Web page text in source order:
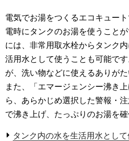
電気でお湯をつくるエコキュー
電時にタンクのお湯を使うこと
には、非常用取水栓からタンク
活用水として使うことも可能で
が、洗い物などに使えるありがた
また、「エマージェンシー沸き
ら、あらかじめ選択した警報・
で沸き上げ、たっぷりのお湯を確
タンク内の水を生活用水とし